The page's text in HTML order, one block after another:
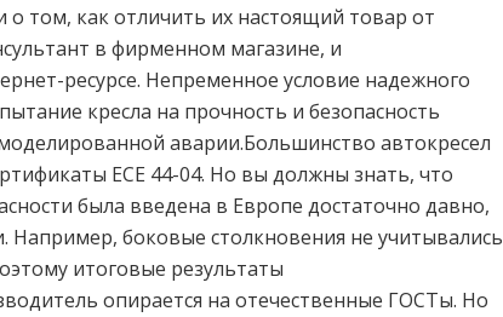
том, как отличить их настоящий товар от
в фирменном магазине, и
ресурсе. Непременное условие надежного
кресла на прочность и безопасность
аварии.Большинство автокресел
ECE 44-04. Но вы должны знать, что
была введена в Европе достаточно давно,
Например, боковые столкновения не учитывались
итоговые результаты
опирается на отечественные ГОСТы. Но